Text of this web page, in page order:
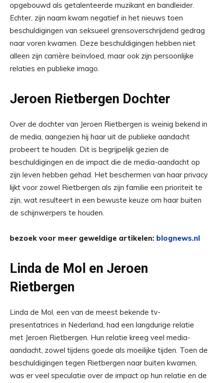
opgebouwd als getalenteerde muzikant en bandleider.
Echter, zijn naam kwam negatief in het nieuws toen
beschuldigingen van seksueel grensoverschrijdend gedrag
naar voren kwamen. Deze beschuldigingen hebben niet
alleen zijn carrière beïnvloed, maar ook zijn persoonlijke
relaties en publieke imago.
Jeroen Rietbergen Dochter
Over de dochter van Jeroen Rietbergen is weinig bekend in
de media, aangezien hij haar uit de publieke aandacht
probeert te houden. Dit is begrijpelijk gezien de
beschuldigingen en de impact die de media-aandacht op
zijn leven hebben gehad. Het beschermen van haar privacy
lijkt voor zowel Rietbergen als zijn familie een prioriteit te
zijn, wat resulteert in een bewuste keuze om haar buiten
de schijnwerpers te houden.
bezoek voor meer geweldige artikelen: blognews.nl
Linda de Mol en Jeroen
Rietbergen
Linda de Mol, een van de meest bekende tv-
presentatrices in Nederland, had een langdurige relatie
met Jeroen Rietbergen. Hun relatie kreeg veel media-
aandacht, zowel tijdens goede als moeilijke tijden. Toen de
beschuldigingen tegen Rietbergen naar buiten kwamen,
was er veel speculatie over de impact op hun relatie en de